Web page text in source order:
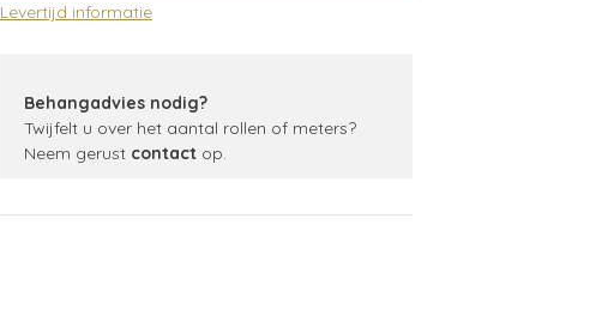
Levertijd informatie
Behangadvies nodig?
Twijfelt u over het aantal rollen of meters?
Neem gerust contactop.